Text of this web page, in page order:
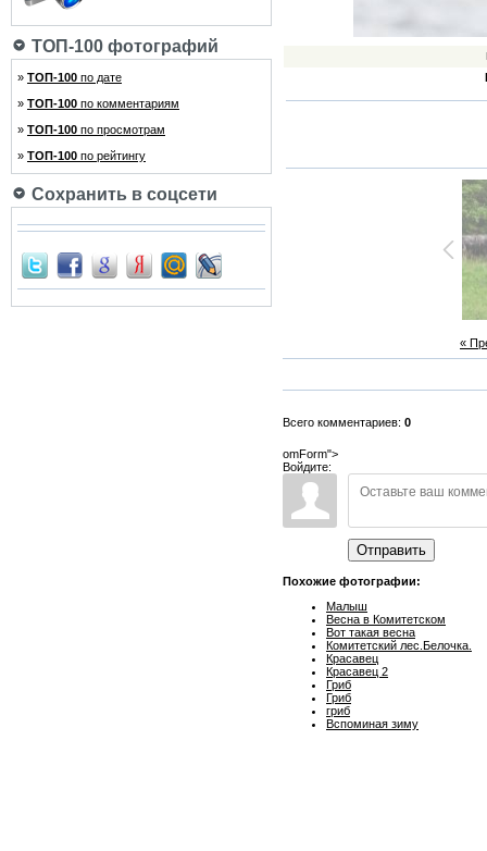
ТОП-100 фотографий
» ТОП-100 по дате
» ТОП-100 по комментариям
» ТОП-100 по просмотрам
» ТОП-100 по рейтингу
Сохранить в соцсети
«
Всего комментариев: 0
omForm">
Войдите:
Отправить
Похожие фотографии:
Малыш
Весна в Комитетском
Вот такая весна
Комитетский лес.Белочка.
Красавец
Красавец 2
Гриб
Гриб
гриб
Вспоминая зиму